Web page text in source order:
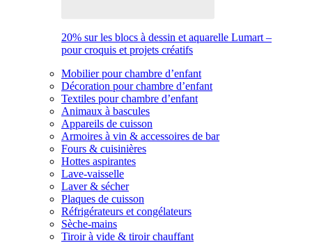
20% sur les blocs à dessin et aquarelle Lumart –
pour croquis et projets créatifs
Mobilier pour chambre d’enfant
Décoration pour chambre d’enfant
Textiles pour chambre d’enfant
Animaux à bascules
Appareils de cuisson
Armoires à vin & accessoires de bar
Fours & cuisinières
Hottes aspirantes
Lave-vaisselle
Laver & sécher
Plaques de cuisson
Réfrigérateurs et congélateurs
Sèche-mains
Tiroir à vide & tiroir chauffant